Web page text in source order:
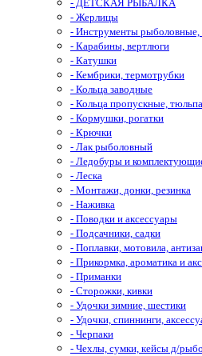
- ДЕТСКАЯ РЫБАЛКА
- Жерлицы
- Инструменты рыболовные,
- Карабины, вертлюги
- Катушки
- Кембрики, термотрубки
- Кольца заводные
- Кольца пропускные,
- Кормушки, рогатки
- Крючки
- Лак рыболовный
- Ледобуры и
- Леска
- Монтажи, донки, резинка
- Наживка
- Поводки и аксессуары
- Подсачники, садки
- Поплавки, мотовила,
- Прикормка, ароматика и
- Приманки
- Сторожки, кивки
- Удочки зимние, шестики
- Удочки, спиннинги,
- Черпаки
- Чехлы, сумки, кейсы д/